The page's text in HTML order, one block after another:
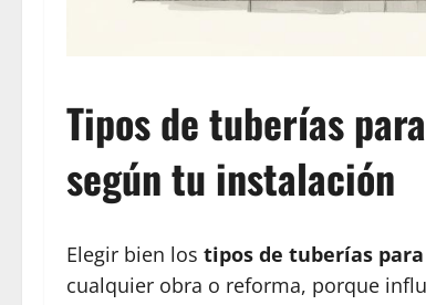
Tipos de tuberías
según tu instalación
Elegir bien los tipos de tuberías
cualquier obra o reforma, porque